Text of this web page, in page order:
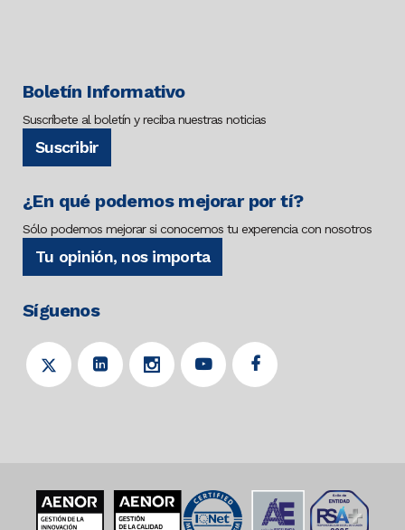
Boletín Informativo
Suscríbete al boletín y reciba nuestras noticias
Suscribir
¿En qué podemos mejorar por tí?
Sólo podemos mejorar si conocemos tu experencia con nosotros
Tu opinión, nos importa
Síguenos